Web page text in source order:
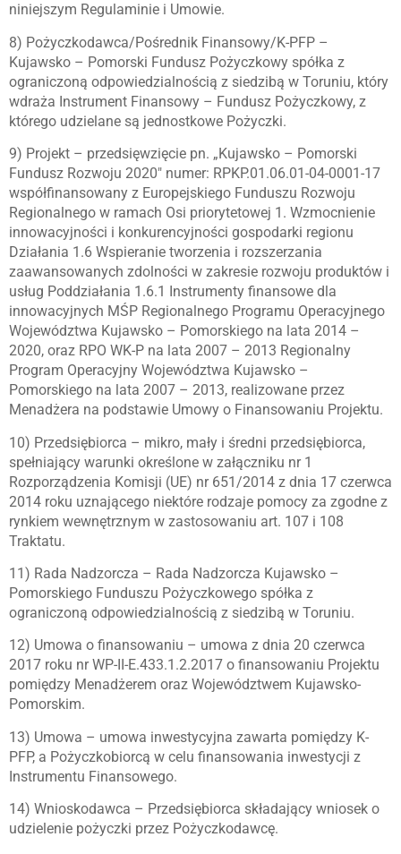
niniejszym Regulaminie i Umowie.
8) Pożyczkodawca/Pośrednik Finansowy/K-PFP –
Kujawsko – Pomorski Fundusz Pożyczkowy spółka z
ograniczoną odpowiedzialnością z siedzibą w Toruniu, który
wdraża Instrument Finansowy – Fundusz Pożyczkowy, z
którego udzielane są jednostkowe Pożyczki.
9) Projekt – przedsięwzięcie pn. „Kujawsko – Pomorski
Fundusz Rozwoju 2020″ numer: RPKP.01.06.01-04-0001-17
współfinansowany z Europejskiego Funduszu Rozwoju
Regionalnego w ramach Osi priorytetowej 1. Wzmocnienie
innowacyjności i konkurencyjności gospodarki regionu
Działania 1.6 Wspieranie tworzenia i rozszerzania
zaawansowanych zdolności w zakresie rozwoju produktów i
usług Poddziałania 1.6.1 Instrumenty finansowe dla
innowacyjnych MŚP Regionalnego Programu Operacyjnego
Województwa Kujawsko – Pomorskiego na lata 2014 –
2020, oraz RPO WK-P na lata 2007 – 2013 Regionalny
Program Operacyjny Województwa Kujawsko –
Pomorskiego na lata 2007 – 2013, realizowane przez
Menadżera na podstawie Umowy o Finansowaniu Projektu.
10) Przedsiębiorca – mikro, mały i średni przedsiębiorca,
spełniający warunki określone w załączniku nr 1
Rozporządzenia Komisji (UE) nr 651/2014 z dnia 17 czerwca
2014 roku uznającego niektóre rodzaje pomocy za zgodne z
rynkiem wewnętrznym w zastosowaniu art. 107 i 108
Traktatu.
11) Rada Nadzorcza – Rada Nadzorcza Kujawsko –
Pomorskiego Funduszu Pożyczkowego spółka z
ograniczoną odpowiedzialnością z siedzibą w Toruniu.
12) Umowa o finansowaniu – umowa z dnia 20 czerwca
2017 roku nr WP-II-E.433.1.2.2017 o finansowaniu Projektu
pomiędzy Menadżerem oraz Województwem Kujawsko-
Pomorskim.
13) Umowa – umowa inwestycyjna zawarta pomiędzy K-
PFP, a Pożyczkobiorcą w celu finansowania inwestycji z
Instrumentu Finansowego.
14) Wnioskodawca – Przedsiębiorca składający wniosek o
udzielenie pożyczki przez Pożyczkodawcę.